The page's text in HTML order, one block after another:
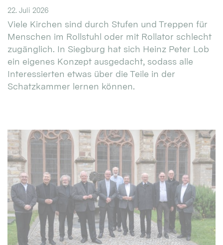
22. Juli 2026
Viele Kirchen sind durch Stufen und Treppen für
Menschen im Rollstuhl oder mit Rollator schlecht
zugänglich. In Siegburg hat sich Heinz Peter Lob
ein eigenes Konzept ausgedacht, sodass alle
Interessierten etwas über die Teile in der
Schatzkammer lernen können.